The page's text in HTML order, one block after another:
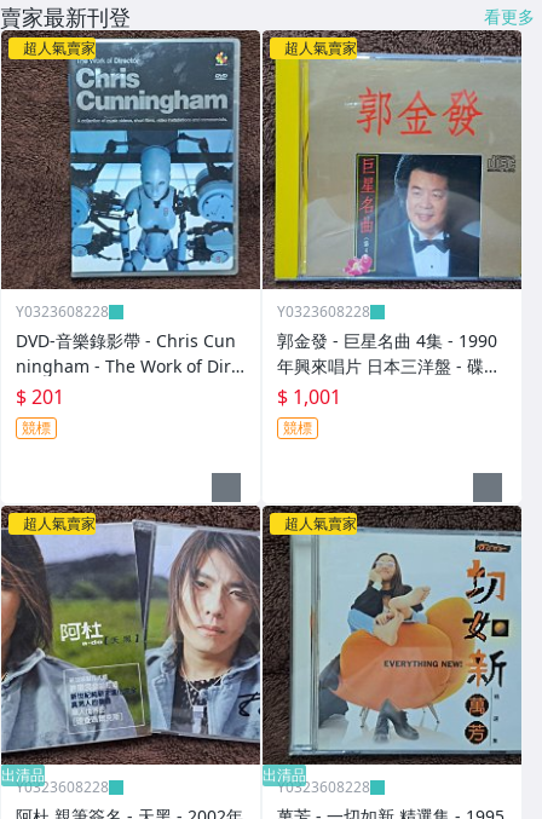
賣家最新刊登 看更多
超人氣賣家
Y0323608228
DVD-音樂錄影帶 - Chris Cun
ningham - The Work of Dire
ctor -2003年美國版 碟片近新
- 201元起標 D497
$ 201
競標
超人氣賣家
Y0323608228
郭金發 - 巨星名曲 4集 - 1990
年興來唱片 日本三洋盤 - 碟片
9成新 無IFPI - 1001元起標 M
2316
$ 1,001
競標
超人氣賣家
出清品
Y0323608228
超人氣賣家
出清品
Y0323608228